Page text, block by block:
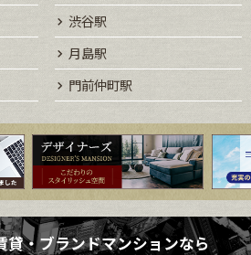
渋谷駅
月島駅
門前仲町駅
貸・ブランドマンションなら